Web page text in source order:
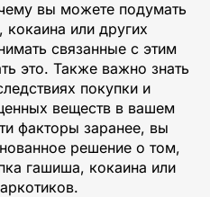
вы можете подумать
или других
связанные с этим
это. Также важно знать
покупки и
веществ в вашем
факторы заранее, вы
решение о том,
гашиша, кокаина или